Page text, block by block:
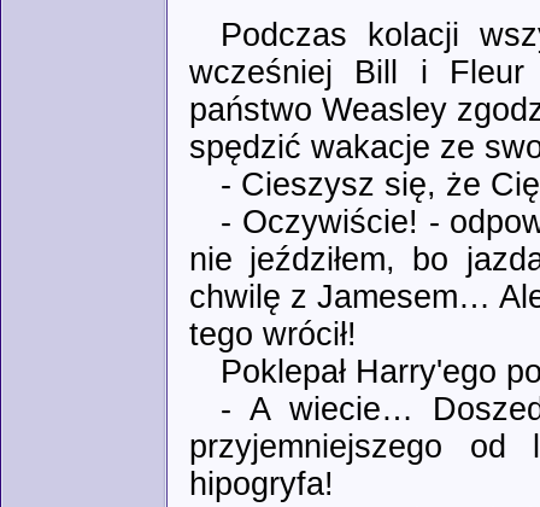
Podczas kolacji
wcześniej Bill i
państwo Weasley
spędzić wakacje ze
- Cieszysz się, że
- Oczywiście! -
nie jeździłem, bo
chwilę z Jamesem…
tego wrócił!
Poklepał Harry'ego
- A wiecie…
przyjemniejszego
hipogryfa!